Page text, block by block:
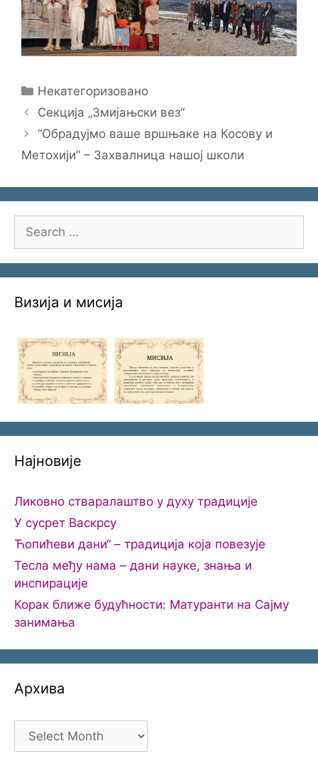
Categories
Некатегоризовано
Секција „Змијањски вез“
“Обрадујмо ваше вршњаке на Косову и
Метохији” – Захвалница нашој школи
Search
for:
Визија и мисија
Најновије
Ликовно стваралаштво у духу традиције
У сусрет Васкрсу
Ћопићеви дани“ – традиција која повезује
Тесла међу нама – дани науке, знања и
инспирације
Корак ближе будућности: Матуранти на Сајму
занимања
Архива
Архива